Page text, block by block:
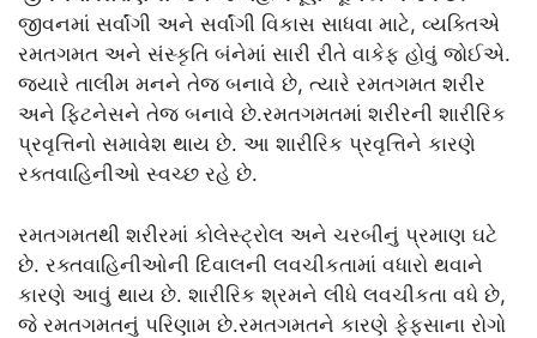
જીવનમાં સર્વાંગી અને સર્વાંગી વિકાસ સાધવા માટે, વ્યક્તિએ
રમતગમત અને સંસ્કૃતિ બંનેમાં સારી રીતે વાકેફ હોવું જોઈએ.
જ્યારે તાલીમ મનને તેજ બનાવે છે, ત્યારે રમતગમત શરીર
અને ફિટનેસને તેજ બનાવે છે.રમતગમતમાં શરીરની શારીરિક
પ્રવૃત્તિનો સમાવેશ થાય છે. આ શારીરિક પ્રવૃત્તિને કારણે
રક્તવાહિનીઓ સ્વચ્છ રહે છે.
રમતગમતથી શરીરમાં કોલેસ્ટ્રોલ અને ચરબીનું પ્રમાણ ઘટે
છે. રક્તવાહિનીઓની દિવાલની લવચીકતામાં વધારો થવાને
કારણે આવું થાય છે. શારીરિક શ્રમને લીધે લવચીકતા વધે છે,
જે રમતગમતનું પરિણામ છે.રમતગમતને કારણે ફેફસાના રોગો